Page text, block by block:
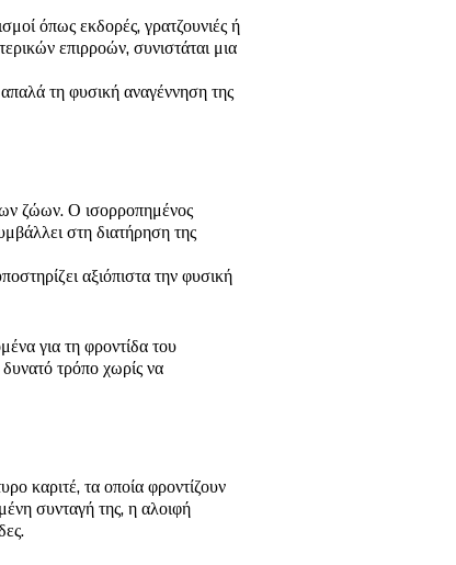
όπως εκδορές, γρατζουνιές ή
επιρροών, συνιστάται μια
τη φυσική αναγέννηση της
ζώων. Ο ισορροπημένος
στη διατήρηση της
αξιόπιστα την φυσική
για τη φροντίδα του
τρόπο χωρίς να
καριτέ, τα οποία φροντίζουν
συνταγή της, η αλοιφή